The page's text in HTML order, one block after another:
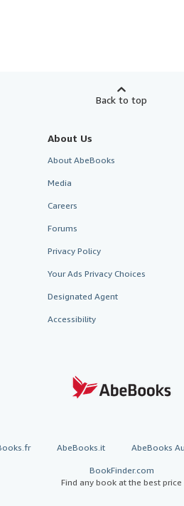
Back to top
About Us
About AbeBooks
Media
Careers
Forums
Privacy Policy
Your Ads Privacy Choices
Designated Agent
Accessibility
AbeBooks.it AbeBooks
BookFinder.com
Find any book at the best price